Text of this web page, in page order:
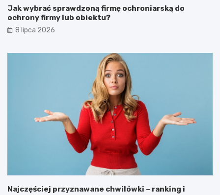
Jak wybrać sprawdzoną firmę ochroniarską do
ochrony firmy lub obiektu?
8 lipca 2026
Najczęściej przyznawane chwilówki – ranking i